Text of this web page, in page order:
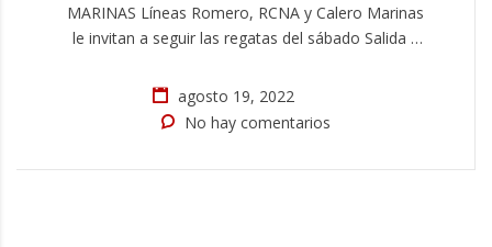
MARINAS Líneas Romero, RCNA y Calero Marinas
le invitan a seguir las regatas del sábado Salida a
(previa inscripción) Mañana sábado se celebra el
último día de regatas del XI Trofeo César Manrique
– RCNA – Calero Marinas, los…
agosto 19, 2022
No hay comentarios